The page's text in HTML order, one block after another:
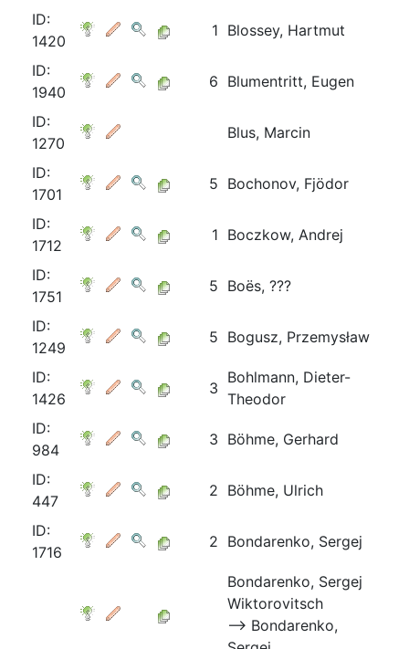
ID:
1420
1 Blossey, Hartmut
ID:
1940
6 Blumentritt, Eugen
ID:
1270
Blus, Marcin
ID:
1701
5 Bochonov, Fjödor
ID:
1712
1 Boczkow, Andrej
ID:
1751
5 Boës, ???
ID:
1249
5 Bogusz, Przemysław
ID:
1426
3
Bohlmann, Dieter-
Theodor
ID:
984
3 Böhme, Gerhard
ID:
447
2 Böhme, Ulrich
ID:
1716
2 Bondarenko, Sergej
Bondarenko, Sergej
Wiktorovitsch
⟶ Bondarenko,